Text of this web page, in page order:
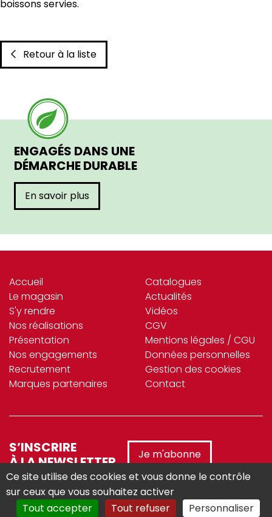
boissons servies.
Retour à la liste
ENGAGÉS DANS UNE
DÉMARCHE DURABLE
En savoir plus
Accueil
Le magasin
S'y rendre
Nos réalisations
Présentation
Nos engagements
Recrutement
Marques partenaires
Catalogues
Actualités
Vidéos
CGV
Mentions légales / CGU
Données personnelles
Gestion des cookies
Contact
S’INSCRIRE
À LA NEWSLETTER
Je m'abonne
Ce site utilise des cookies et vous donne le contrôle
sur ceux que vous souhaitez activer
Tout accepter
Tout refuser Personnaliser